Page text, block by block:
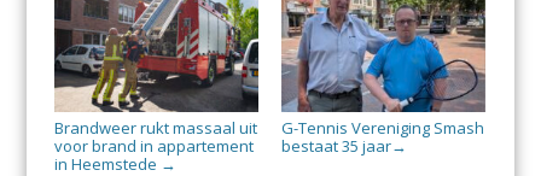
Brandweer rukt massaal uit
voor brand in appartement
in Heemstede →
G-Tennis Vereniging Smash
bestaat 35 jaar→